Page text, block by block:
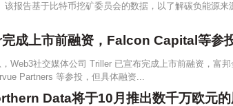
报告基于比特币挖矿委员会的数据，以了解碳负能源来
成上市前融资，Falcon Capital等参
Web3社交媒体公司 Triller 已宣布完成上市前融资，富邦
Partners 等参投，但具体融资...
Data将于10月推出数千万欧元的